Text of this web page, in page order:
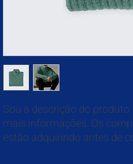
Sou a descrição do
mais informações. Os
estão adquirindo antes de